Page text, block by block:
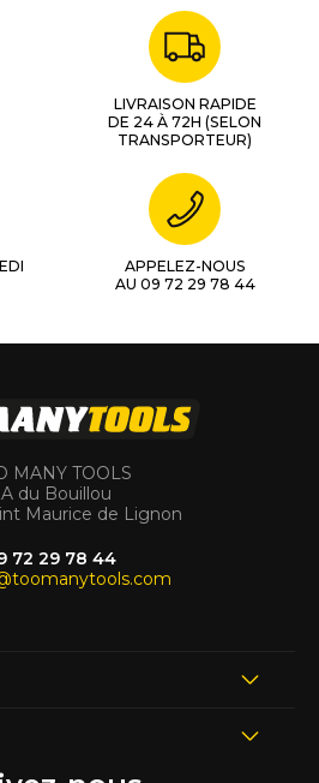
LIVRAISON RAPIDE
DE 24 À 72H (SELON
TRANSPORTEUR)
APPELEZ-NOUS
AU 09 72 29 78 44
MANY TOOLS
du Bouillou
Maurice de Lignon
72 29 78 44